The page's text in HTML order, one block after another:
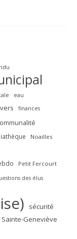
eau
finances
Noailles
Petit Fercourt
des élus
sécurité
Geneviève